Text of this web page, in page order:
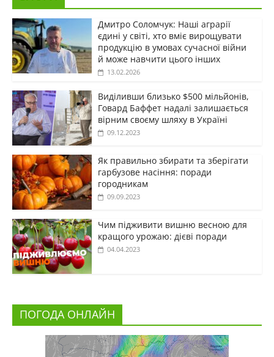
Дмитро Соломчук: Наші аграрії
єдині у світі, хто вміє вирощувати
продукцію в умовах сучасної війни
й може навчити цього інших
13.02.2026
Виділивши близько $500 мільйонів,
Говард Баффет надалі залишається
вірним своєму шляху в Україні
09.12.2023
Як правильно збирати та зберігати
гарбузове насіння: поради
городникам
09.09.2023
Чим підживити вишню весною для
кращого урожаю: дієві поради
04.04.2023
ПОГОДА ОНЛАЙН